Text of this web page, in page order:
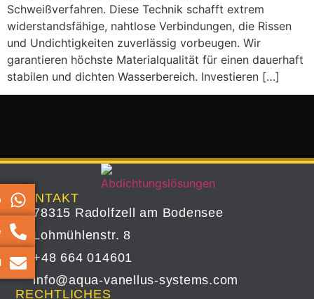
Schweißverfahren. Diese Technik schafft extrem
widerstandsfähige, nahtlose Verbindungen, die Rissen
und Undichtigkeiten zuverlässig vorbeugen. Wir
garantieren höchste Materialqualität für einen dauerhaft
stabilen und dichten Wasserbereich. Investieren […]
KONTAKT
78315 Radolfzell am Bodensee
Lohmühlenstr. 8
+48 664 014601
info@aqua-vanellus-systems.com
RECHTLICHES